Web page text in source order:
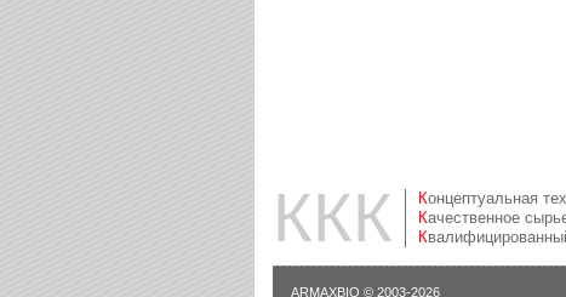
ККК
Концептуальная
Качественное
ARMAXBIO © 2003-2026